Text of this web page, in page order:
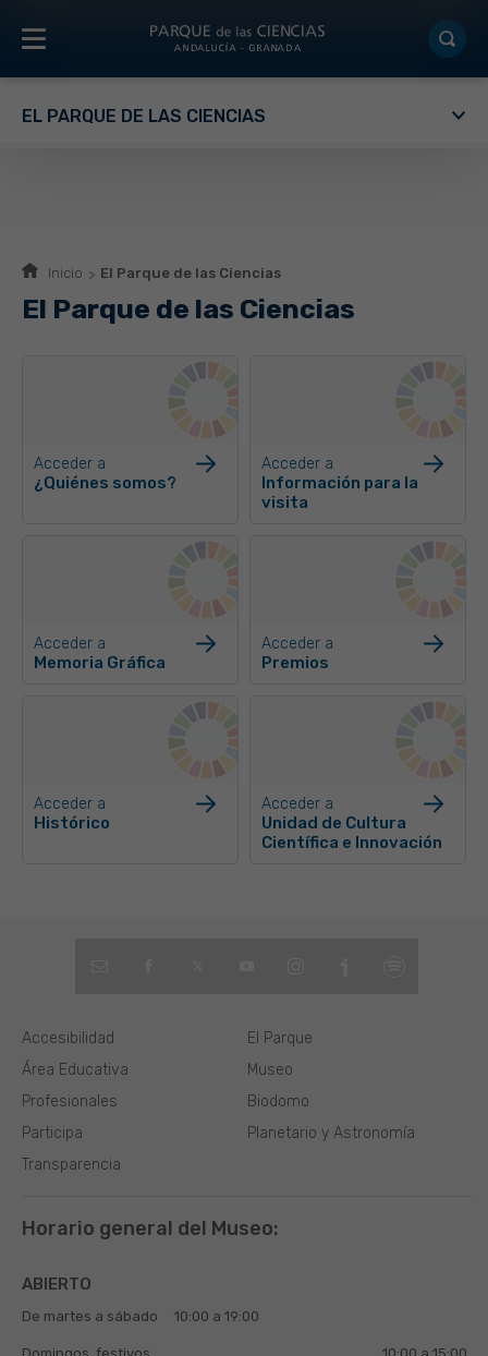
EL PARQUE DE LAS CIENCIAS
Inicio El Parque de las Ciencias
El Parque de las Ciencias
Acceder a
¿Quiénes somos?
Acceder a
Información para la
visita
Acceder a
Memoria Gráfica
Acceder a
Premios
Acceder a
Histórico
Acceder a
Unidad de Cultura
Científica e Innovación
El Parque
Museo
Biodomo
Planetario y Astronomía
Área Educativa
Profesionales
Participa
Transparencia
Accesibilidad
Horario general del Museo:
ABIERTO
De martes a sábado 10:00 a 19:00